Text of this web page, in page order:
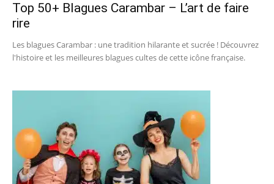
Top 50+ Blagues Carambar – L’art de faire
rire
Les blagues Carambar : une tradition hilarante et sucrée ! Découvrez
l'histoire et les meilleures blagues cultes de cette icône française.